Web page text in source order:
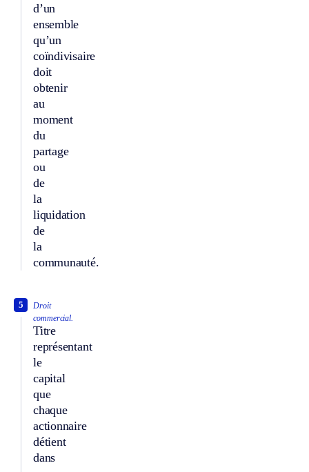
d’un
ensemble
qu’un
coïndivisaire
doit
obtenir
au
moment
du
partage
ou
de
la
liquidation
de
la
communauté.
Droit
commercial.
Titre
représentant
le
capital
que
chaque
actionnaire
détient
dans
5